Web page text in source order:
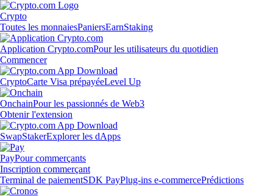
Crypto
Toutes les monnaiesPaniersEarnStaking
Application Crypto.comPour les utilisateurs du quotidien
Commencer
CryptoCarte Visa prépayéeLevel Up
OnchainPour les passionnés de Web3
Obtenir l'extension
SwapStakerExplorer les dApps
PayPour commerçants
Inscription commerçant
Terminal de paiementSDK PayPlug-ins e-commercePrédictions